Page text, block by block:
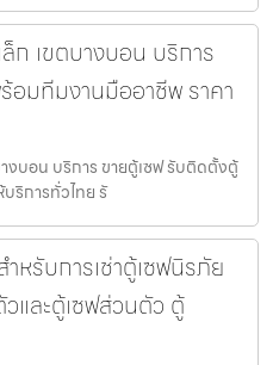
ก เขตบางบอน บริการ
อมทีมงานมืออาชีพ ราคา
งบอน บริการ ขายตู้เซฟ รับติดตั้งตู้
ริการทั่วไทย รั
หรับการเช่าตู้เซฟนิรภัย
และตู้เซฟส่วนตัว ตู้